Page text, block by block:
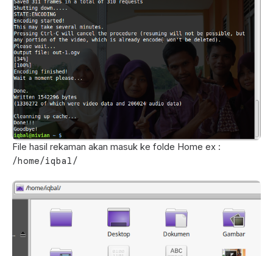
File hasil rekaman akan masuk ke folde Home ex :
/home/iqbal/